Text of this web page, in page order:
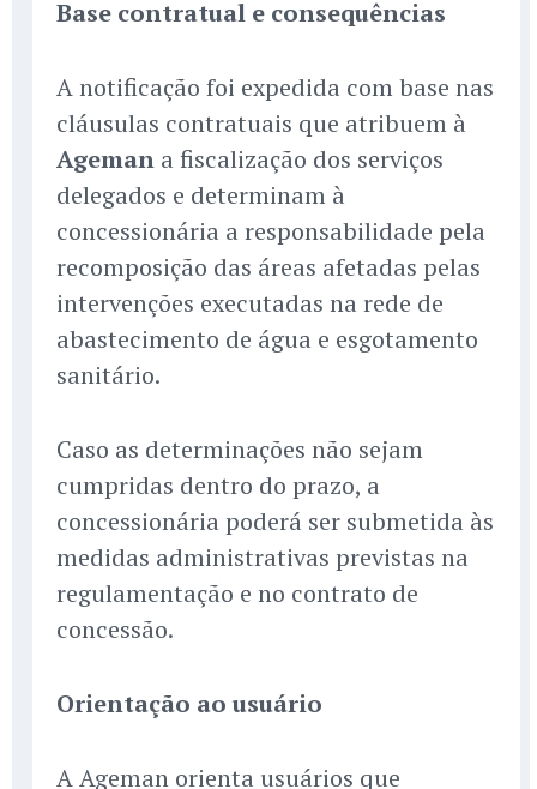
Base contratual e consequências
A notificação foi expedida com base nas
cláusulas contratuais que atribuem à
Ageman a fiscalização dos serviços
delegados e determinam à
concessionária a responsabilidade pela
recomposição das áreas afetadas pelas
intervenções executadas na rede de
abastecimento de água e esgotamento
sanitário.
Caso as determinações não sejam
cumpridas dentro do prazo, a
concessionária poderá ser submetida às
medidas administrativas previstas na
regulamentação e no contrato de
concessão.
Orientação ao usuário
A Ageman orienta usuários que